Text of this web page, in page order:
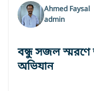
Ahmed Faysal
admin
বন্ধু সজল
অভিযান